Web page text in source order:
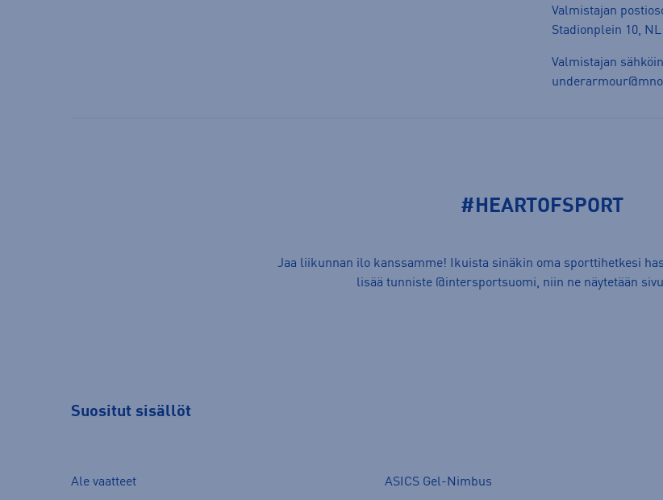
Valmistajan
Stadionplein 10,
Valmistajan
#HEARTOFSPORT
Jaa liikunnan ilo kanssamme! Ikuista sinäkin oma sporttihetkesi
lisää tunniste @intersportsuomi, niin ne näytetään
Suositut sisällöt
Ale vaatteet ASICS Gel-Nimbus